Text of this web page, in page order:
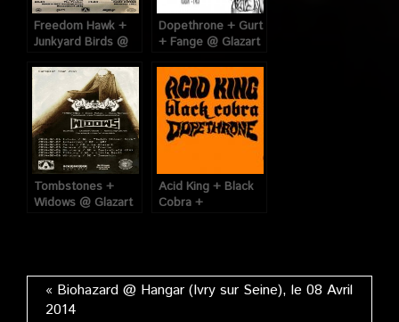
Freedom Hawk +
Junkyard Birds @
07 Avril 2014
Dopethrone + Gurt
+ Fange @ Glazart
2014
Tombstones +
Widows @ Glazart
Acid King + Black
Cobra +
« Biohazard @ Hangar (Ivry sur Seine), le 08 Avril
2014